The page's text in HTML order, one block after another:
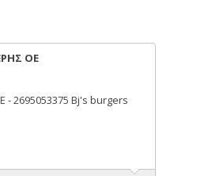
ΟΕ
- 2695053375 Bj's burgers